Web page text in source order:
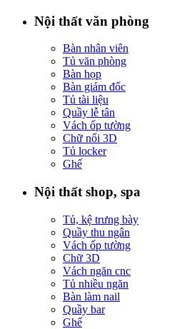
Nội thất văn phòng
Bàn nhân viên
Tủ văn phòng
Bàn họp
Bàn giám đốc
Tủ tài liệu
Quầy lễ tân
Vách ốp tường
Chữ nổi 3D
Tủ locker
Ghế
Nội thất shop, spa
Tủ, kệ trưng bày
Quầy thu ngân
Vách ốp tường
Chữ 3D
Vách ngăn cnc
Tủ nhiều ngăn
Bàn làm nail
Quầy bar
Ghế